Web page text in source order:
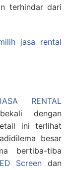
terhindar dari
jasa rental
RENTAL
dengan
ini terlihat
besar
bertiba-tiba
Screen dan